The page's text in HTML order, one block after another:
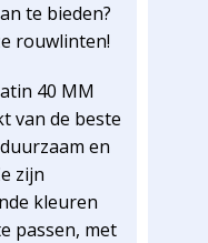
te bieden?
rouwlinten!
40 MM
van de beste
en
zijn
kleuren
passen, met